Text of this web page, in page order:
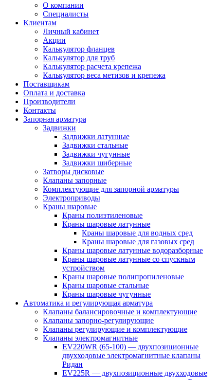
О компании
Специалисты
Клиентам
Личный кабинет
Акции
Калькулятор фланцев
Калькулятор для труб
Калькулятор расчета крепежа
Калькулятор веса метизов и крепежа
Поставщикам
Оплата и доставка
Производители
Контакты
Запорная арматура
Задвижки
Задвижки латунные
Задвижки стальные
Задвижки чугунные
Задвижки шиберные
Затворы дисковые
Клапаны запорные
Комплектующие для запорной арматуры
Электроприводы
Краны шаровые
Краны полиэтиленовые
Краны шаровые латунные
Краны шаровые для водных сред
Краны шаровые для газовых сред
Краны шаровые латунные водоразборные
Краны шаровые латунные со спускным
устройством
Краны шаровые полипропиленовые
Краны шаровые стальные
Краны шаровые чугунные
Автоматика и регулирующая арматура
Клапаны балансировочные и комплектующие
Клапаны запорно-регулирующие
Клапаны регулирующие и комплектующие
Клапаны электромагнитные
EV220WR (65-100) — двухпозиционные
двухходовые электромагнитные клапаны
Ридан
EV225R — двухпозиционные двухходовые